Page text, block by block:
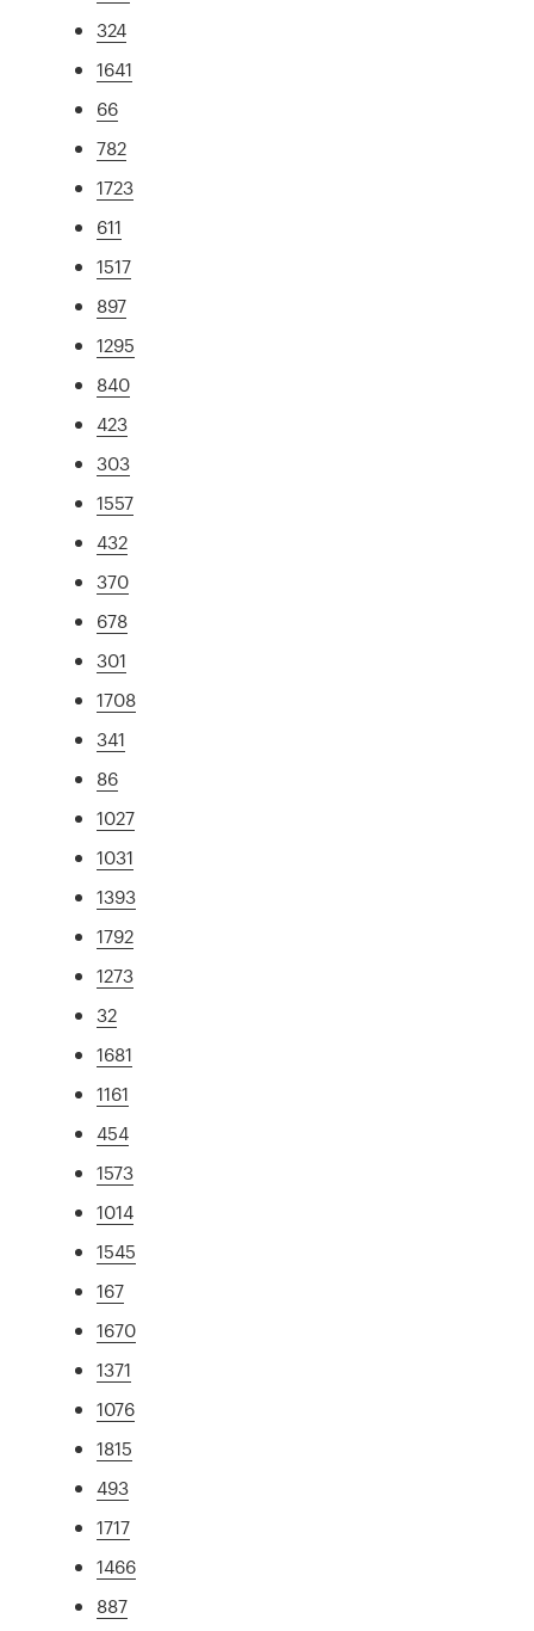
324
1641
66
782
1723
611
1517
897
1295
840
423
303
1557
432
370
678
301
1708
341
86
1027
1031
1393
1792
1273
32
1681
1161
454
1573
1014
1545
167
1670
1371
1076
1815
493
1717
1466
887